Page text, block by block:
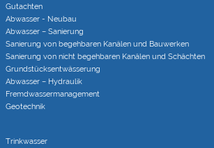
Gutachten
Abwasser - Neubau
Abwasser – Sanierung
Sanierung von begehbaren Kanälen und Bauwerken
Sanierung von nicht begehbaren Kanälen und Schächten
Grundstücks­entwässerung
Abwasser – Hydraulik
Fremdwasser­manage­ment
Geotechnik
Trinkwasser